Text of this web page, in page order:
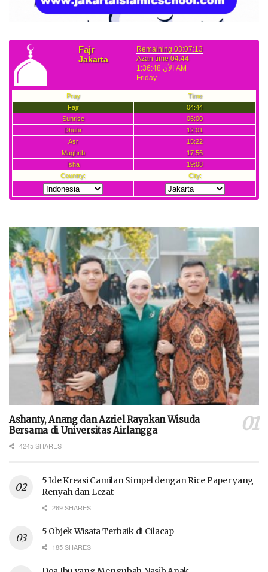
Ashanty, Anang dan Azriel Rayakan Wisuda
Bersama di Universitas Airlangga
4245 SHARES
5 Ide Kreasi Camilan Simpel dengan Rice Paper yang
Renyah dan Lezat
269 SHARES
5 Objek Wisata Terbaik di Cilacap
185 SHARES